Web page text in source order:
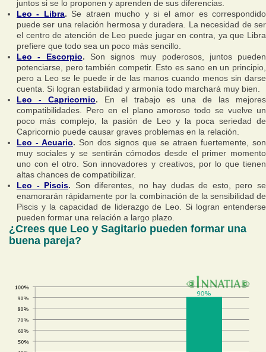
juntos si se lo proponen y aprenden de sus diferencias.
Leo - Libra. Se atraen mucho y si el amor es correspondido
puede ser una relación hermosa y duradera. La necesidad de ser
el centro de atención de Leo puede jugar en contra, ya que Libra
prefiere que todo sea un poco más sencillo.
Leo - Escorpio. Son signos muy poderosos, juntos pueden
potenciarse, pero también competir. Esto es sano en un principio,
pero a Leo se le puede ir de las manos cuando menos sin darse
cuenta. Si logran estabilidad y armonía todo marchará muy bien.
Leo - Capricornio. En el trabajo es una de las mejores
compatibilidades. Pero en el plano amoroso todo se vuelve un
poco más complejo, la pasión de Leo y la poca seriedad de
Capricornio puede causar graves problemas en la relación.
Leo - Acuario. Son dos signos que se atraen fuertemente, son
muy sociales y se sentirán cómodos desde el primer momento
uno con el otro. Son innovadores y creativos, por lo que tienen
altas chances de compatibilizar.
Leo - Piscis. Son diferentes, no hay dudas de esto, pero se
enamorarán rápidamente por la combinación de la sensibilidad de
Piscis y la capacidad de liderazgo de Leo. Si logran entenderse
pueden formar una relación a largo plazo.
¿Crees que Leo y Sagitario pueden formar una
buena pareja?